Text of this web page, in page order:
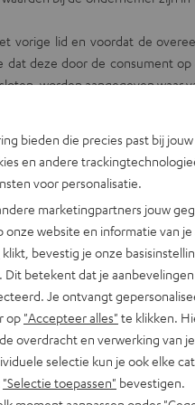
lid en voordat de
deze door de consument
worden aangegeven
worden toegezonden.
van
die voor hem het meest gunstig
dit nadrukkelijk in het
digitale inhoud en/of
zijn deze een
verplichtingen zijn, die aan de
van aanvaarding door de
onverwijld langs
bieden die precies past bij
en andere
voor personalisatie.
marketingpartners jouw
website en informatie van
klikt, bevestig je onze
Dit betekent dat je
Je ontvangt
op "Accepteer alles" te klikken.
overdracht en verwerking van
selectie kun je ook elke
"Selectie toepassen" bevestigen.